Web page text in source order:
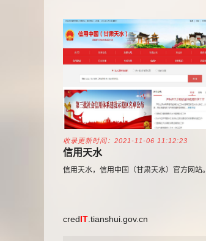
收录更新时间：2021-11-06 11:12:23
信用天水
信用天水，信用中国（甘肃天水）官方网站。
credIT .tianshui.gov.cn